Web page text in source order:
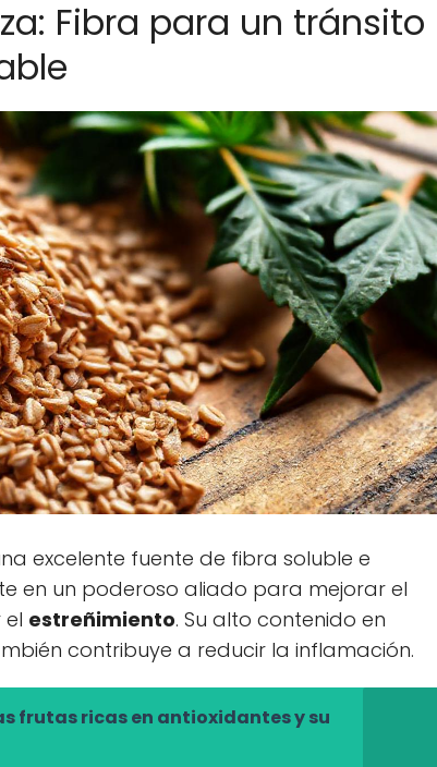
Fibra para un tránsito
excelente fuente de fibra soluble e
en un poderoso aliado para mejorar el
el estreñimiento. Su alto contenido en
contribuye a reducir la inflamación.
frutas ricas en antioxidantes y su